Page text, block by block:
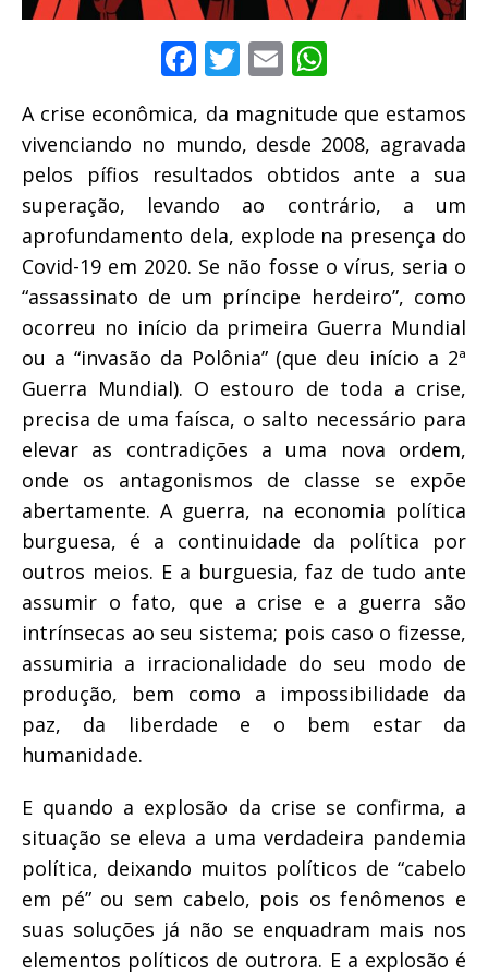
F
a
c
e
b
o
o
k
T
it
te
r
E
ai
l
at
s
A
p
p
A crise econômica, da magnitude que estamos
vivenciando no mundo, desde 2008, agravada
pelos pífios resultados obtidos ante a sua
superação, levando ao contrário, a um
aprofundamento dela, explode na presença do
Covid-19 em 2020. Se não fosse o vírus, seria o
“assassinato de um príncipe herdeiro”, como
ocorreu no início da primeira Guerra Mundial
ou a “invasão da Polônia” (que deu início a 2ª
Guerra Mundial). O estouro de toda a crise,
precisa de uma faísca, o salto necessário para
elevar as contradições a uma nova ordem,
onde os antagonismos de classe se expõe
abertamente. A guerra, na economia política
burguesa, é a continuidade da política por
outros meios. E a burguesia, faz de tudo ante
assumir o fato, que a crise e a guerra são
intrínsecas ao seu sistema; pois caso o fizesse,
assumiria a irracionalidade do seu modo de
produção, bem como a impossibilidade da
paz, da liberdade e o bem estar da
humanidade.
E quando a explosão da crise se confirma, a
situação se eleva a uma verdadeira pandemia
política, deixando muitos políticos de “cabelo
em pé” ou sem cabelo, pois os fenômenos e
suas soluções já não se enquadram mais nos
elementos políticos de outrora. E a explosão é